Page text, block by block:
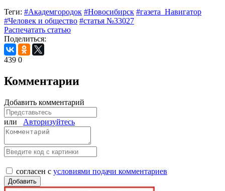
Теги: #Академгородок #Новосибирск #газета_Навигатор
#Человек и общество #статья №33027
Распечатать статью
Поделиться:
439 0
Комментарии
Добавить комментарий
или Авторизуйтесь
согласен с условиями подачи комментариев